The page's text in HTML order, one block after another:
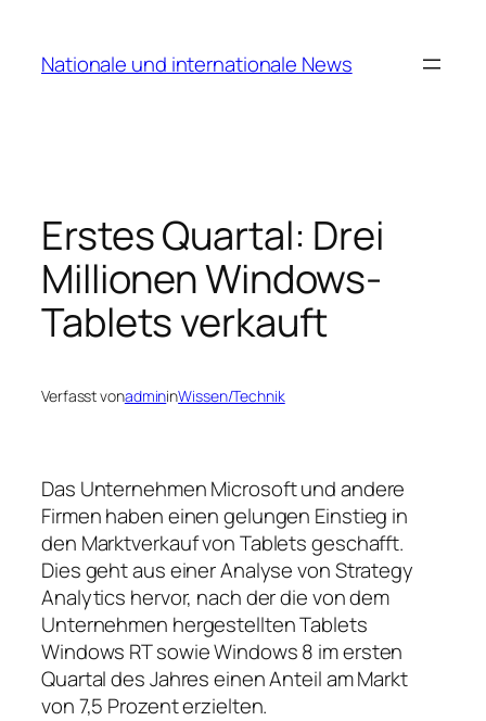
springen
Nationale und internationale News
Erstes Quartal: Drei
Millionen Windows-
Tablets verkauft
Verfasst vonadmininWissen/Technik
Das Unternehmen Microsoft und andere
Firmen haben einen gelungen Einstieg in
den Marktverkauf von Tablets geschafft.
Dies geht aus einer Analyse von Strategy
Analytics hervor, nach der die von dem
Unternehmen hergestellten Tablets
Windows RT sowie Windows 8 im ersten
Quartal des Jahres einen Anteil am Markt
von 7,5 Prozent erzielten.